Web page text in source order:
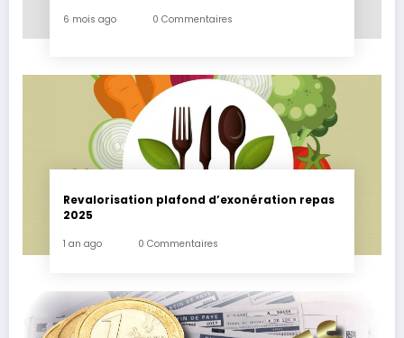
6 mois ago 0 Commentaires
Revalorisation plafond d’exonération repas
2025
1 an ago 0 Commentaires